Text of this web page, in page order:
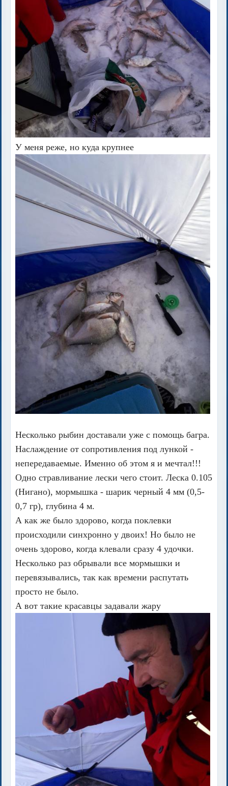
У меня реже, но куда крупнее
Несколько рыбин доставали уже с помощь багра.
Наслаждение от сопротивления под лункой -
непередаваемые. Именно об этом я и мечтал!!!
Одно стравливание лески чего стоит. Леска 0.105
(Нигано), мормышка - шарик черный 4 мм (0,5-
0,7 гр), глубина 4 м.
А как же было здорово, когда поклевки
происходили синхронно у двоих! Но было не
очень здорово, когда клевали сразу 4 удочки.
Несколько раз обрывали все мормышки и
перевязывались, так как времени распутать
просто не было.
А вот такие красавцы задавали жару